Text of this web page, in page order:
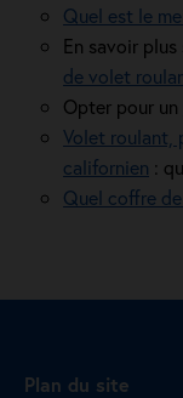
Quel est le
En savoir plus
de volet
Opter pour un
Volet roulant,
californien :
Quel coffre
Plan du site